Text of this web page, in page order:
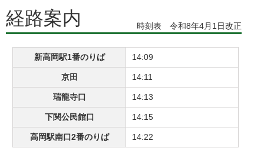
経路案内 時刻表 令和8年4月1日改正
新高岡駅1番のりば 14:09
京田 14:11
瑞龍寺口 14:13
下関公民館口 14:15
高岡駅南口2番のりば 14:22